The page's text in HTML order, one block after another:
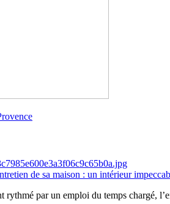
de sa maison : un intérieur
rythmé par un emploi du temps chargé,